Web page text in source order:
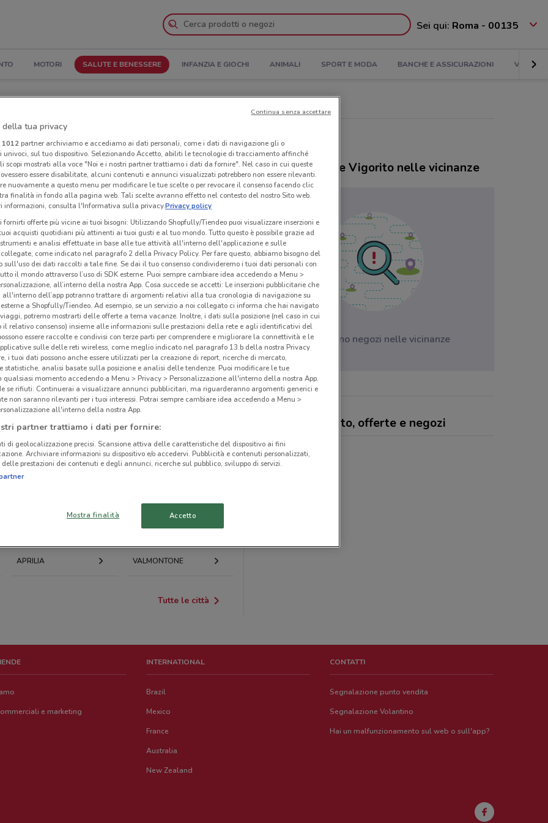
Sei qui: Roma - 00135
MOTORI SALUTE E BENESSERE INFANZIA E GIOCHI ANIMALI SPORT E MODA BANCHE E ASSICURAZIONI VIAGGI
il Catalogo
Negozi Farmacie Vigorito nelle vicinanze
volantini nella tua zona. Riprova più tardi.
MONTEROTONDO CIAMPINO
BRACCIANO
APRILIA VALMONTONE
Tutte le città
Negozi Farmacie Vigorito nelle vicinanze
Non ci sono negozi nelle vicinanze
Farmacie Vigorito, offerte e negozi
e marketing
INTERNATIONAL
Brazil
Mexico
France
Australia
New Zealand
CONTATTI
Segnalazione punto vendita
Segnalazione Volantino
Hai un malfunzionamento sul web o sull'app?
della tua privacy
1012partner archiviamo e accediamo ai dati personali, come i dati di navigazione gli o
sul tuo dispositivo. Selezionando Accetto, abiliti le tecnologie di tracciamento affinché
scopi mostrati alla voce "Noi e i nostri partner trattiamo i dati da fornire". Nel caso in cui queste
essere disabilitate, alcuni contenuti e annunci visualizzati potrebbero non essere rilevanti.
nuovamente a questo menu per modificare le tue scelte o per revocare il consenso facendo clic
finalità in fondo alla pagina web. Tali scelte avranno effetto nel contesto del nostro Sito web.
informazioni, consulta l'Informativa sulla privacy.Privacy policy
fornirti offerte più vicine ai tuoi bisogni: Utilizzando Shopfully/Tiendeo puoi visualizzare inserzioni e
acquisti quotidiani più attinenti ai tuoi gusti e al tuo mondo. Tutto questo è possibile grazie ad
e analisi effettuate in base alle tue attività all'interno dell'applicazione e sulle
come indicato nel paragrafo 2 della Privacy Policy. Per fare questo, abbiamo bisogno del
sull'uso dei dati raccolti a tale fine. Se dai il tuo consenso condivideremo i tuoi dati personali con
il mondo attraverso l’uso di SDK esterne. Puoi sempre cambiare idea accedendo a Menu >
all’interno della nostra App. Cosa succede se accetti: Le inserzioni pubblicitarie che
all'interno dell’app potranno trattare di argomenti relativi alla tua cronologia di navigazione su
a Shopfully/Tiendeo. Ad esempio, se un servizio a noi collegato ci informa che hai navigato
potremo mostrarti delle offerte a tema vacanze. Inoltre, i dati sulla posizione (nel caso in cui
il relativo consenso) insieme alle informazioni sulle prestazioni della rete e agli identificativi del
essere raccolte e condivisi con terze parti per comprendere e migliorare la connettività e le
sulle delle reti wireless, come meglio indicato nel paragrafo 13.b della nostra Privacy
i tuoi dati possono anche essere utilizzati per la creazione di report, ricerche di mercato,
statistiche, analisi basate sulla posizione e analisi delle tendenze. Puoi modificare le tue
qualsiasi momento accedendo a Menu > Privacy > Personalizzazione all'interno della nostra App.
se rifiuti: Continuerai a visualizzare annunci pubblicitari, ma riguarderanno argomenti generici e
non saranno rilevanti per i tuoi interessi. Potrai sempre cambiare idea accedendo a Menu >
all'interno della nostra App.
partner trattiamo i dati per fornire:
di geolocalizzazione precisi. Scansione attiva delle caratteristiche del dispositivo ai fini
Archiviare informazioni su dispositivo e/o accedervi. Pubblicità e contenuti personalizzati,
prestazioni dei contenuti e degli annunci, ricerche sul pubblico, sviluppo di servizi.
Mostra finalità Accetto
Continua senza accettare